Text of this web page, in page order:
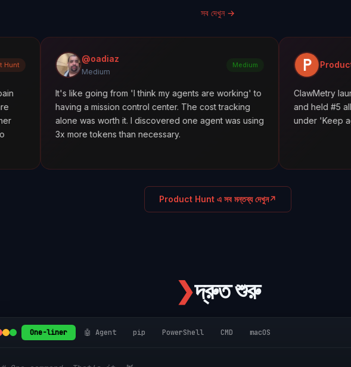
সব দেখুন→
@oadiaz
Medium
It's like going from 'I think my agents are working' to
having a mission control center. The cost tracking
alone was worth it. I discovered one agent was using
3x more tokens than necessary.
Product Hunt
ClawMetry launched
and held #5 all day.
under 'Keep agents in line.'
Product Hunt এ সব মন্তব্য দেখুন↗
❯দ্রুত শুরু
One-liner 🤖 Agent pip PowerShell CMD macOS